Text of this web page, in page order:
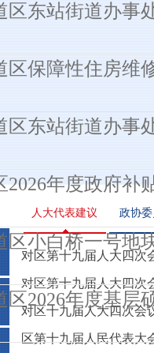
1
区东站街道办事
区保障性住房维
区东站街道办事
2026年度政府补
区小白桥一号地
区2026年度基层
人大代表建议 政协
对区第十九届人大四次
对区第十九届人大四次
对区十九届人大四次会
区第十九届人民代表大